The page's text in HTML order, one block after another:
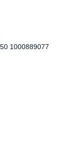
1000889077